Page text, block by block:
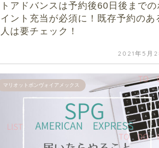
トアドバンスは予約後60日後までの
イント充当が必須に！既存予約のあ
人は要チェック！
2021年5月
マリオットボンヴォイアメックス